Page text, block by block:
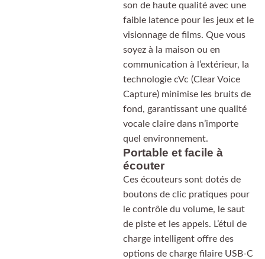
son de haute qualité avec une
faible latence pour les jeux et le
visionnage de films. Que vous
soyez à la maison ou en
communication à l’extérieur, la
technologie cVc (Clear Voice
Capture) minimise les bruits de
fond, garantissant une qualité
vocale claire dans n’importe
quel environnement.
Portable et facile à
écouter
Ces écouteurs sont dotés de
boutons de clic pratiques pour
le contrôle du volume, le saut
de piste et les appels. L’étui de
charge intelligent offre des
options de charge filaire USB-C